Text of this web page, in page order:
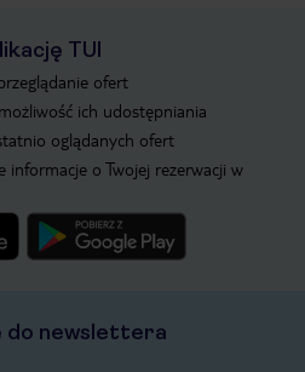
TUI
ofert
ich udostępniania
oglądanych ofert
informacje o Twojej rezerwacji w
do newslettera